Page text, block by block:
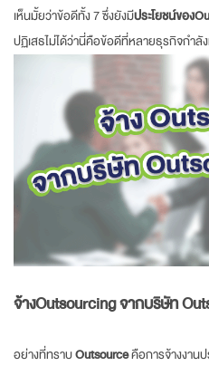
เห็นมั้ยว่าข้อดีทั้ง 7 ซึ่งยังมีประโยชน์ของ
ปฏิเสธไม่ได้ว่านี่คือข้อดีที่หลายธุรกิจกำลั
จ้างOutsourcingจากบริษัท
อย่างที่ทราบOutsourceคือการจ้างงานป